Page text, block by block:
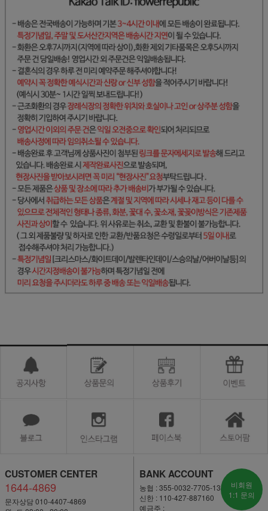
CUSTOMER CENTER
1644-4869
문자상담 010-4407-4869
BANK ACCOUNT
농협 : 355-0032-7705-13
신한 : 110-427-887160
예금주 :
비회원
1:1 문의